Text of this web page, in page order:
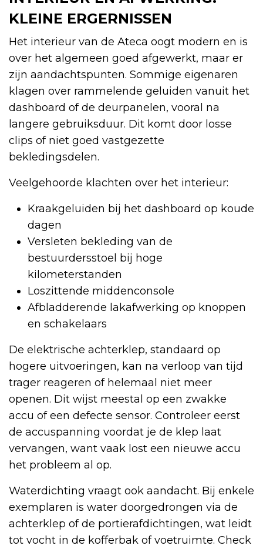
KLEINE ERGERNISSEN
Het interieur van de Ateca oogt modern en is
over het algemeen goed afgewerkt, maar er
zijn aandachtspunten. Sommige eigenaren
klagen over rammelende geluiden vanuit het
dashboard of de deurpanelen, vooral na
langere gebruiksduur. Dit komt door losse
clips of niet goed vastgezette
bekledingsdelen.
Veelgehoorde klachten over het interieur:
Kraakgeluiden bij het dashboard op koude
dagen
Versleten bekleding van de
bestuurdersstoel bij hoge
kilometerstanden
Loszittende middenconsole
Afbladderende lakafwerking op knoppen
en schakelaars
De elektrische achterklep, standaard op
hogere uitvoeringen, kan na verloop van tijd
trager reageren of helemaal niet meer
openen. Dit wijst meestal op een zwakke
accu of een defecte sensor. Controleer eerst
de accuspanning voordat je de klep laat
vervangen, want vaak lost een nieuwe accu
het probleem al op.
Waterdichting vraagt ook aandacht. Bij enkele
exemplaren is water doorgedrongen via de
achterklep of de portierafdichtingen, wat leidt
tot vocht in de kofferbak of voetruimte. Check